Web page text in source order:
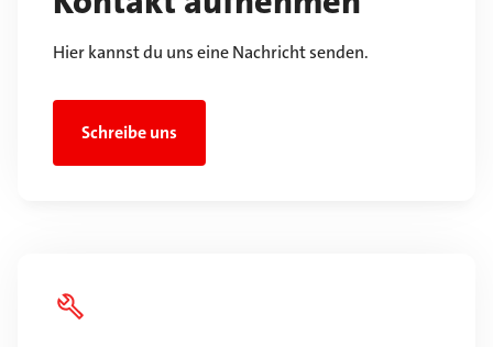
Hier kannst du uns eine Nachricht senden.
Schreibe uns